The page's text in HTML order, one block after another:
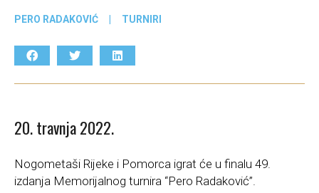
PERO RADAKOVIĆ | TURNIRI
20. travnja 2022.
Nogometaši Rijeke i Pomorca igrat će u finalu 49.
izdanja Memorijalnog turnira “Pero Radaković”.